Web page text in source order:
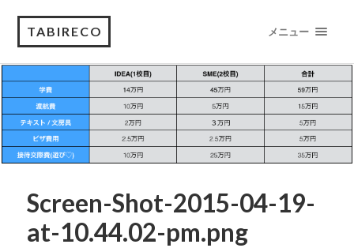
TABIRECO メニュー
Screen-Shot-2015-04-19-
at-10.44.02-pm.png